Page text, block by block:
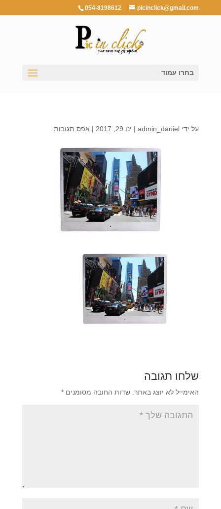
054-8198612 picinclick@gmail.com
בחרו עמוד
על ידי admin_daniel
| ינו 29, 2017 | אפס תגובות
שלחו תגובה
האימייל לא יוצג באתר. שדות החובה מסומנים *